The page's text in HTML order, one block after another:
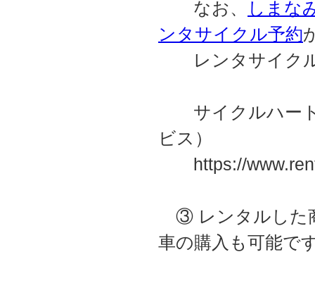
なお、
しまな
ンタサイクル予約
レンタサイクル
サイクルハート
ビス）
https://
③ レンタルした
車の購入も可能で